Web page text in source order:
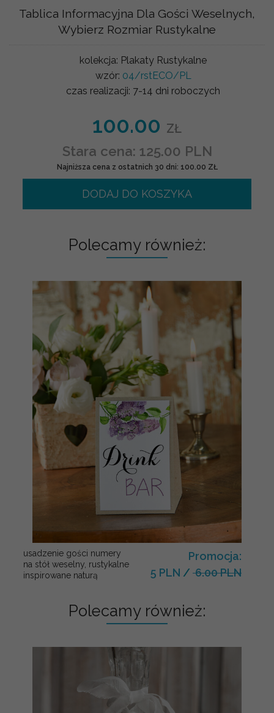
Tablica Informacyjna Dla Gości Weselnych,
Wybierz Rozmiar Rustykalne
kolekcja: Plakaty Rustykalne
wzór: 04/rstECO/PL
czas realizacji: 7-14 dni roboczych
100.00 ZŁ
Stara cena: 125.00 PLN
Najniższa cena z ostatnich 30 dni: 100.00 ZŁ
DODAJ DO KOSZYKA
Polecamy również:
usadzenie gości numery
na stół weselny, rustykalne
inspirowane naturą
Promocja:
5 PLN / 6.00 PLN
Polecamy również: